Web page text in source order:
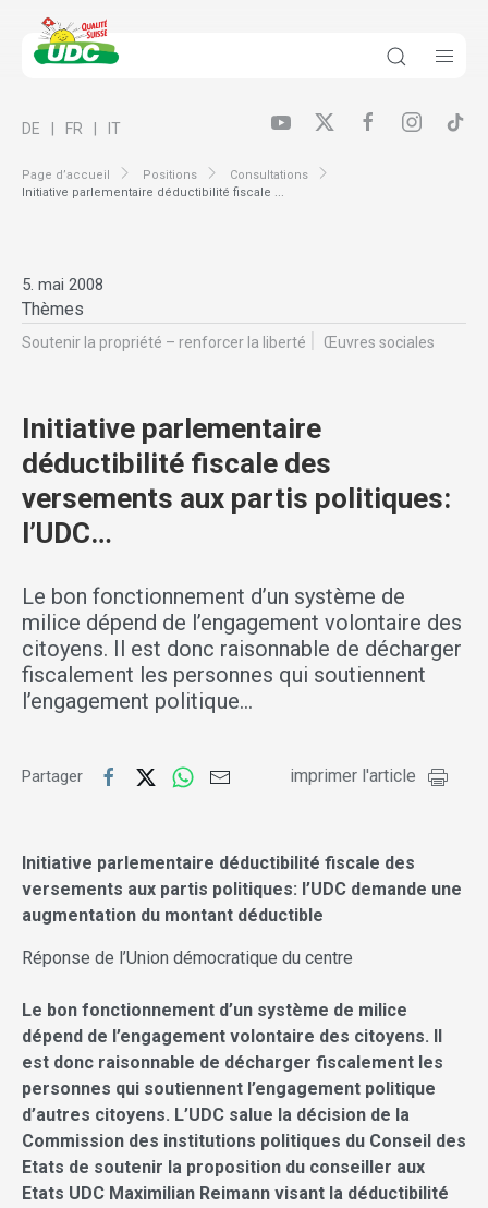
Page d’accueil Positions
Consultations
Initiative parlementaire déductibilité fiscale ...
DE FR IT
5. mai 2008
Thèmes
Soutenir la propriété – renforcer la liberté Œuvres sociales
Initiative parlementaire
déductibilité fiscale des
versements aux partis politiques:
l’UDC…
Le bon fonctionnement d’un système de
milice dépend de l’engagement volontaire des
citoyens. Il est donc raisonnable de décharger
fiscalement les personnes qui soutiennent
l’engagement politique…
Partager imprimer l'article
Initiative parlementaire déductibilité fiscale des
versements aux partis politiques: l’UDC demande une
augmentation du montant déductible
Réponse de l’Union démocratique du centre
Le bon fonctionnement d’un système de milice
dépend de l’engagement volontaire des citoyens. Il
est donc raisonnable de décharger fiscalement les
personnes qui soutiennent l’engagement politique
d’autres citoyens. L’UDC salue la décision de la
Commission des institutions politiques du Conseil des
Etats de soutenir la proposition du conseiller aux
Etats UDC Maximilian Reimann visant la déductibilité